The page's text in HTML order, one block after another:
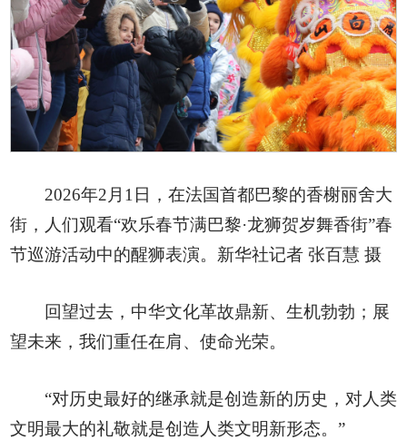
2026年2月1日，在法国首都巴黎的香榭丽舍大
街，人们观看“欢乐春节满巴黎·龙狮贺岁舞香街”春
节巡游活动中的醒狮表演。新华社记者 张百慧 摄
回望过去，中华文化革故鼎新、生机勃勃；展
望未来，我们重任在肩、使命光荣。
“对历史最好的继承就是创造新的历史，对人类
文明最大的礼敬就是创造人类文明新形态。”